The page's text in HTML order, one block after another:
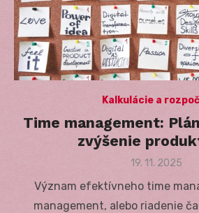
Kalkulácie a
Time management:
zvýšenie
Posted
19. 11. 2025
Význam efektívneho time
management, alebo riadenie